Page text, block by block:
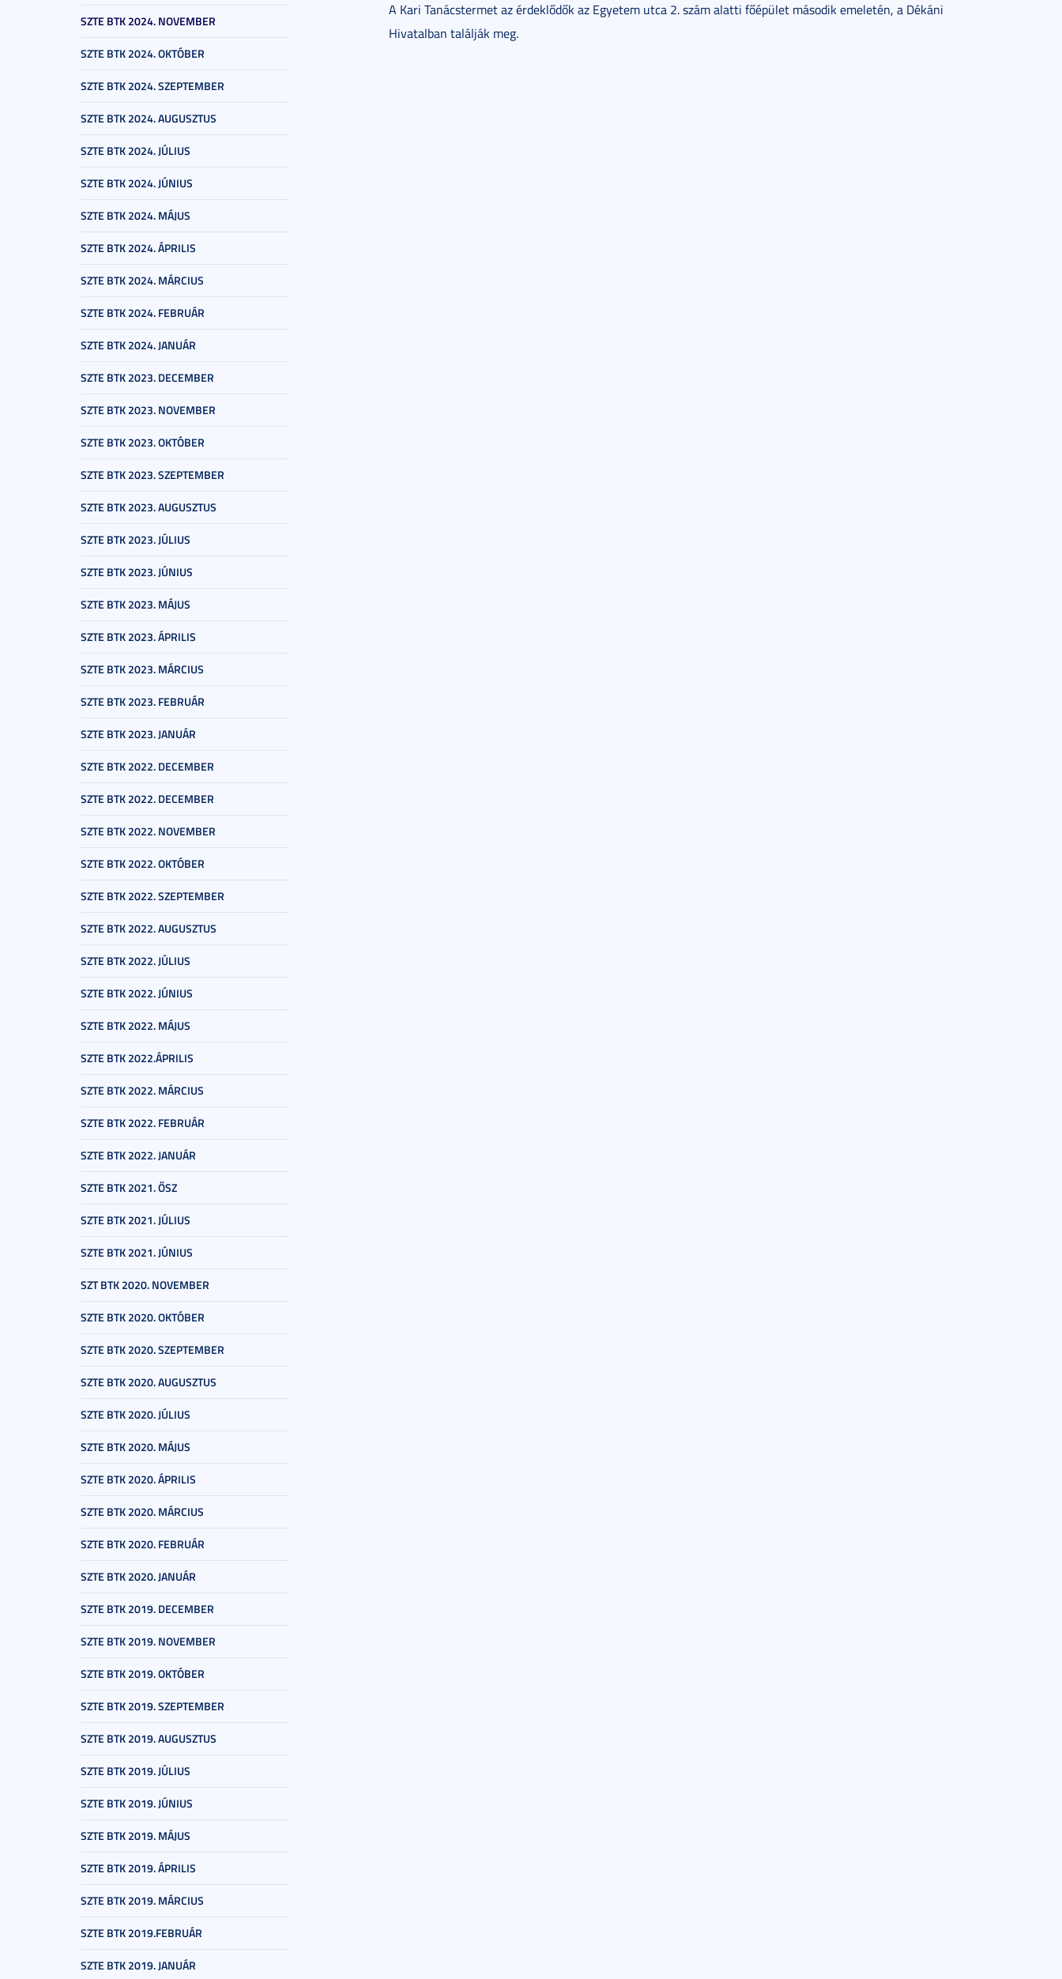
SZTE BTK 2024. NOVEMBER
SZTE BTK 2024. OKTÓBER
SZTE BTK 2024. SZEPTEMBER
SZTE BTK 2024. AUGUSZTUS
SZTE BTK 2024. JÚLIUS
SZTE BTK 2024. JÚNIUS
SZTE BTK 2024. MÁJUS
SZTE BTK 2024. ÁPRILIS
SZTE BTK 2024. MÁRCIUS
SZTE BTK 2024. FEBRUÁR
SZTE BTK 2024. JANUÁR
SZTE BTK 2023. DECEMBER
SZTE BTK 2023. NOVEMBER
SZTE BTK 2023. OKTÓBER
SZTE BTK 2023. SZEPTEMBER
SZTE BTK 2023. AUGUSZTUS
SZTE BTK 2023. JÚLIUS
SZTE BTK 2023. JÚNIUS
SZTE BTK 2023. MÁJUS
SZTE BTK 2023. ÁPRILIS
SZTE BTK 2023. MÁRCIUS
SZTE BTK 2023. FEBRUÁR
SZTE BTK 2023. JANUÁR
SZTE BTK 2022. DECEMBER
SZTE BTK 2022. DECEMBER
SZTE BTK 2022. NOVEMBER
SZTE BTK 2022. OKTÓBER
SZTE BTK 2022. SZEPTEMBER
SZTE BTK 2022. AUGUSZTUS
SZTE BTK 2022. JÚLIUS
SZTE BTK 2022. JÚNIUS
SZTE BTK 2022. MÁJUS
SZTE BTK 2022.ÁPRILIS
SZTE BTK 2022. MÁRCIUS
SZTE BTK 2022. FEBRUÁR
SZTE BTK 2022. JANUÁR
SZTE BTK 2021. ŐSZ
SZTE BTK 2021. JÚLIUS
SZTE BTK 2021. JÚNIUS
SZT BTK 2020. NOVEMBER
SZTE BTK 2020. OKTÓBER
SZTE BTK 2020. SZEPTEMBER
SZTE BTK 2020. AUGUSZTUS
SZTE BTK 2020. JÚLIUS
SZTE BTK 2020. MÁJUS
SZTE BTK 2020. ÁPRILIS
SZTE BTK 2020. MÁRCIUS
SZTE BTK 2020. FEBRUÁR
SZTE BTK 2020. JANUÁR
SZTE BTK 2019. DECEMBER
SZTE BTK 2019. NOVEMBER
SZTE BTK 2019. OKTÓBER
SZTE BTK 2019. SZEPTEMBER
SZTE BTK 2019. AUGUSZTUS
SZTE BTK 2019. JÚLIUS
SZTE BTK 2019. JÚNIUS
SZTE BTK 2019. MÁJUS
SZTE BTK 2019. ÁPRILIS
SZTE BTK 2019. MÁRCIUS
SZTE BTK 2019.FEBRUÁR
SZTE BTK 2019. JANUÁR
A Kari Tanácstermet az érdeklődők az Egyetem utca 2. szám alatti főépület második emeletén, a Dékáni
Hivatalban találják meg.